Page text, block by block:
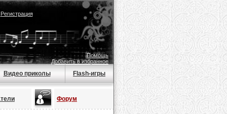
Регистрация
Помощь
Добавить в избранное
Видео приколы Flash-игры
Форум